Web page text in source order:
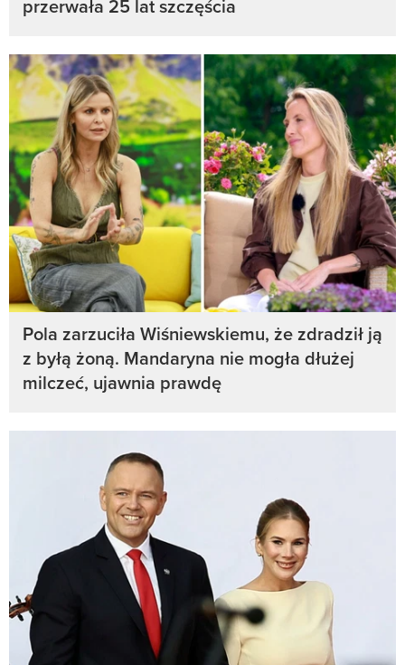
przerwała 25 lat szczęścia
Pola zarzuciła Wiśniewskiemu, że zdradził ją
z byłą żoną. Mandaryna nie mogła dłużej
milczeć, ujawnia prawdę